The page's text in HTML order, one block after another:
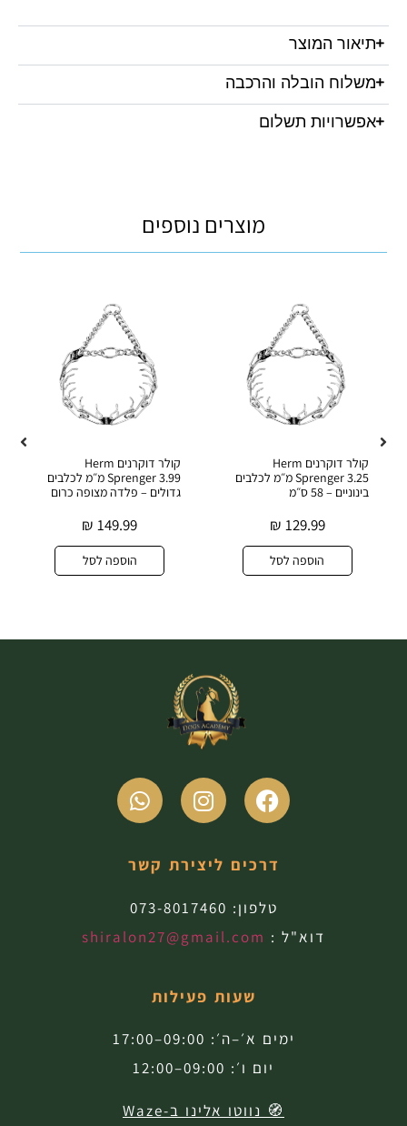
תיאור המוצר
משלוח הובלה והרכבה
אפשרויות תשלום
מוצרים נוספים
קולר דוקרנים Herm
Sprenger 3.25 מ״מ לכלבים
בינוניים – 58 ס״מ
129.99
₪
הוספה לסל
קולר דוקרנים Herm
Sprenger 3.99 מ״מ לכלבים
גדולים – פלדה מצופה כרום
149.99
₪
הוספה לסל
דרכים ליצירת קשר
טלפון: 073-8017460
דוא"ל : shiralon27@gmail.com
שעות פעילות
ימים א׳–ה׳: 09:00–17:00
יום ו׳: 09:00–12:00
🧭 נווטו אלינו ב-Waze